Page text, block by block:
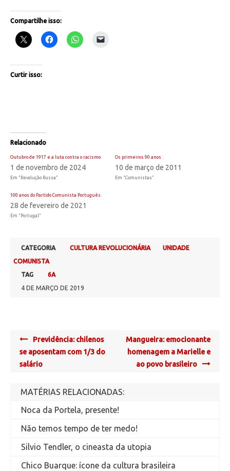
Compartilhe isso:
Curtir isso:
Relacionado
Outubro de 1917 e a luta contra o racismo
1 de novembro de 2024
Em "Revolução Russa"
Os primeiros 90 anos
10 de março de 2011
Em "Comunistas"
100 anos do Partido Comunista Português
28 de fevereiro de 2021
Em "Portugal"
CATEGORIA CULTURA REVOLUCIONÁRIA
UNIDADE
COMUNISTA
TAG
6A
4 DE MARÇO DE 2019
Post
navigation
Previdência: chilenos
se aposentam com 1/3 do
salário
Mangueira: emocionante
homenagem a Marielle e
ao povo brasileiro
MATÉRIAS RELACIONADAS:
Noca da Portela, presente!
Não temos tempo de ter medo!
Silvio Tendler, o cineasta da utopia
Chico Buarque: ícone da cultura brasileira